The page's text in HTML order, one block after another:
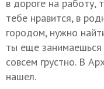
в дороге на работу,
тебе нравится, в
городом, нужно
ты еще
совсем грустно. В
нашел.